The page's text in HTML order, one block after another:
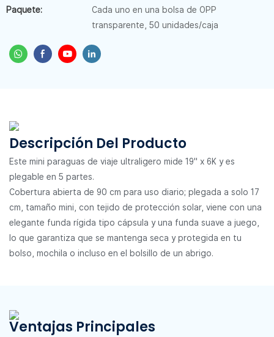
Paquete:
Cada uno en una bolsa de OPP
transparente, 50 unidades/caja
Descripción Del Producto
Este mini paraguas de viaje ultraligero mide 19" x 6K y es
plegable en 5 partes.
Cobertura abierta de 90 cm para uso diario; plegada a solo 17
cm, tamaño mini, con tejido de protección solar, viene con una
elegante funda rígida tipo cápsula y una funda suave a juego,
lo que garantiza que se mantenga seca y protegida en tu
bolso, mochila o incluso en el bolsillo de un abrigo.
Ventajas Principales